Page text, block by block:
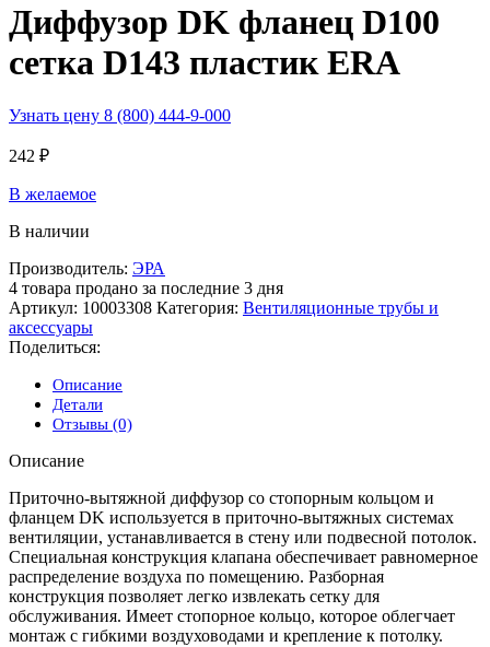
Диффузор DK фланец D100
сетка D143 пластик ERA
Узнать цену 8 (800) 444-9-000
242 ₽
В желаемое
В наличии
Производитель: ЭРА
4 товара продано за последние 3 дня
Артикул: 10003308 Категория: Вентиляционные трубы и
аксессуары
Поделиться:
Описание
Детали
Отзывы (0)
Описание
Приточно-вытяжной диффузор со стопорным кольцом и
фланцем DK используется в приточно-вытяжных системах
вентиляции, устанавливается в стену или подвесной потолок.
Специальная конструкция клапана обеспечивает равномерное
распределение воздуха по помещению. Разборная
конструкция позволяет легко извлекать сетку для
обслуживания. Имеет стопорное кольцо, которое облегчает
монтаж с гибкими воздуховодами и крепление к потолку.